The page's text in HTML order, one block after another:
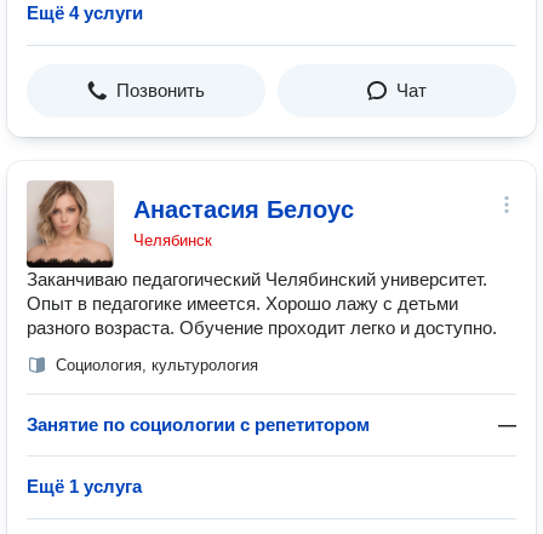
Ещё 4 услуги
Позвонить Чат
Анастасия Белоус
Челябинск
Заканчиваю педагогический Челябинский университет.
Опыт в педагогике имеется. Хорошо лажу с детьми
разного возраста. Обучение проходит легко и доступно.
Социология, культурология
Занятие по социологии с репетитором —
Ещё 1 услуга